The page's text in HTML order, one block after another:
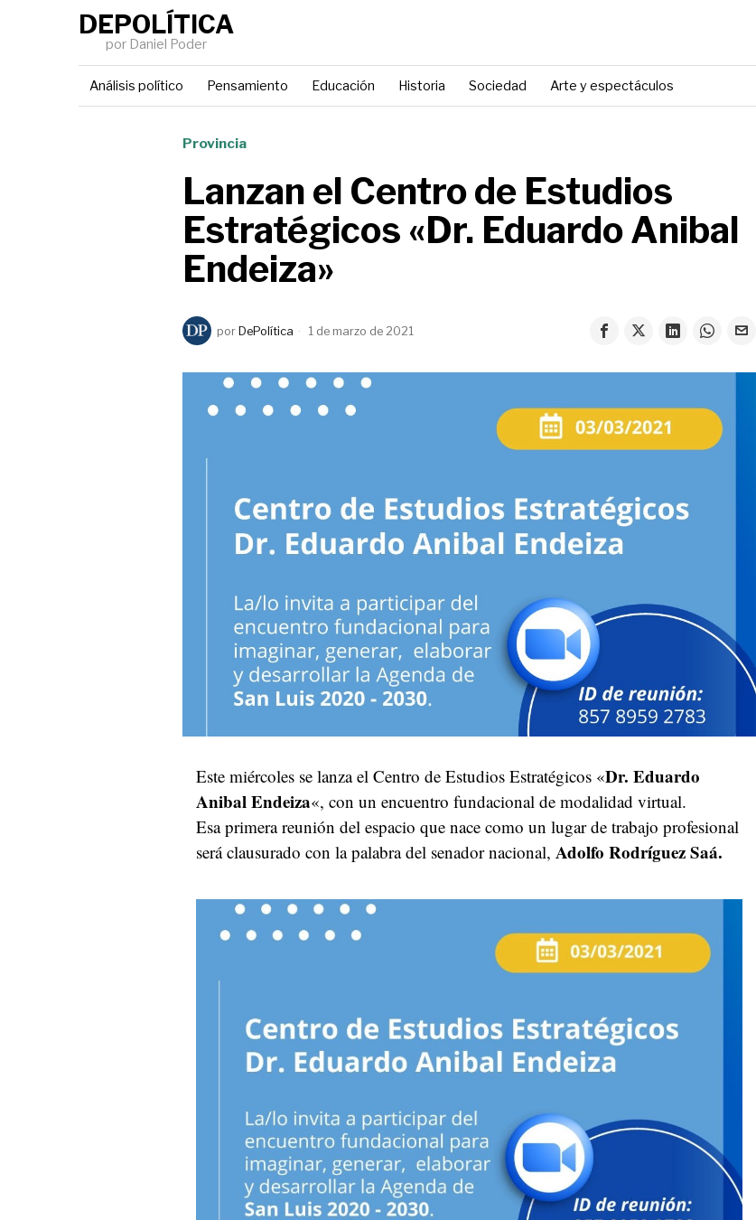
DEPOLÍTICA
por Daniel Poder
Análisis político Pensamiento Educación Historia Sociedad Arte y espectáculos
Provincia
Lanzan el Centro de Estudios
Estratégicos «Dr. Eduardo Anibal
Endeiza»
por DePolítica 1 de marzo de 2021
Este miércoles se lanza el Centro de Estudios Estratégicos «Dr. Eduardo
Anibal Endeiza«, con un encuentro fundacional de modalidad virtual.
Esa primera reunión del espacio que nace como un lugar de trabajo profesional
será clausurado con la palabra del senador nacional, Adolfo Rodríguez Saá.